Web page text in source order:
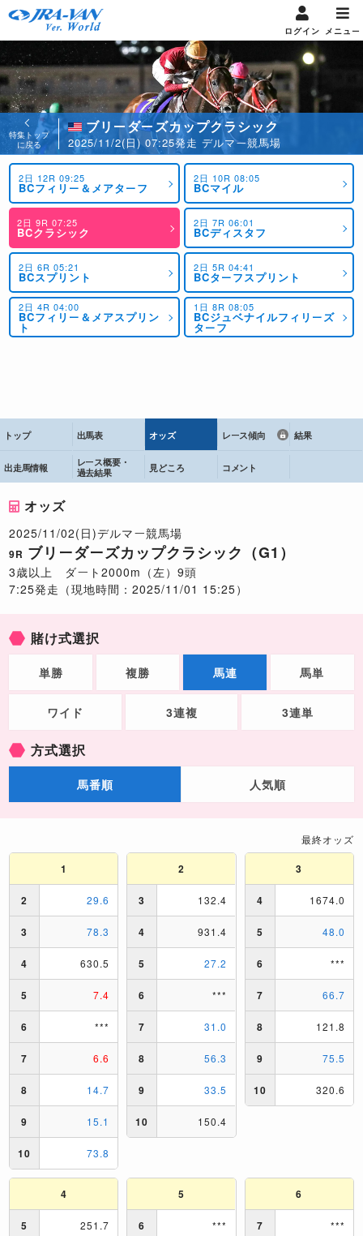
ログイン メニュー
特集トップ
に戻る
ブリーダーズカップクラシック
2025/11/2(日) 07:25発走 デルマー競馬場
2日 12R 09:25
BCフィリー＆メアターフ
2日 10R 08:05
BCマイル
2日 9R 07:25
BCクラシック
2日 7R 06:01
BCディスタフ
2日 6R 05:21
BCスプリント
2日 5R 04:41
BCターフスプリント
2日 4R 04:00
BCフィリー＆メアスプリン
ト
1日 8R 08:05
BCジュベナイルフィリーズ
ターフ
トップ 出馬表 オッズ レース傾向 結果
出走馬情報
レース概要・
過去結果
見どころ コメント
オッズ
2025/11/02(日)デルマー競馬場
9R ブリーダーズカップクラシック（G1）
3歳以上 ダート2000m（左）9頭
7:25発走（現地時間：2025/11/01 15:25）
賭け式選択
単勝 複勝 馬連 馬単
ワイド 3連複 3連単
方式選択
馬番順 人気順